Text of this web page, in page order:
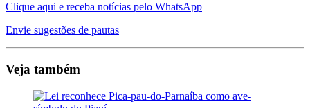
Clique aqui e receba notícias pelo WhatsApp
Envie sugestões de pautas
Veja também